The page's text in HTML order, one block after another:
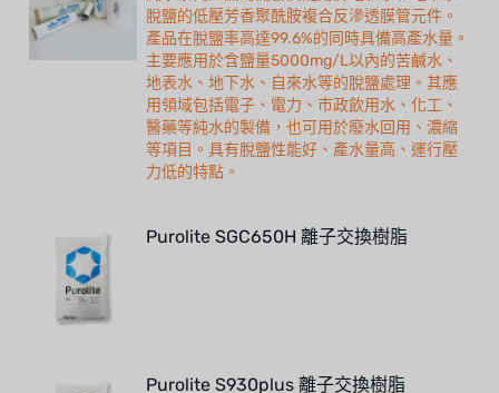
脫鹽的低壓芳香聚酰胺複合反滲透膜管元件。
產品在脫鹽率高達99.6%的同時具備高產水量。
主要應用於含鹽量5000mg/L以內的苦鹹水、
地表水、地下水、自來水等的脫鹽處理。其應
用領域包括電子、電力、市政飲用水、化工、
醫藥等純水的製備，也可用於廢水回用、濃縮
等項目。具有脫鹽性能好、產水量高、運行壓
力低的特點。
Purolite SGC650H 離子交換樹脂
Purolite S930plus 離子交換樹脂